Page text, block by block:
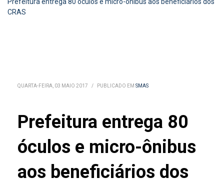
Prefeitura entrega 80 óculos e micro-ônibus aos beneficiários dos
CRAS
QUARTA-FEIRA, 03 MAIO 2017 / PUBLICADO EM SMAS
Prefeitura entrega 80
óculos e micro-ônibus
aos beneficiários dos